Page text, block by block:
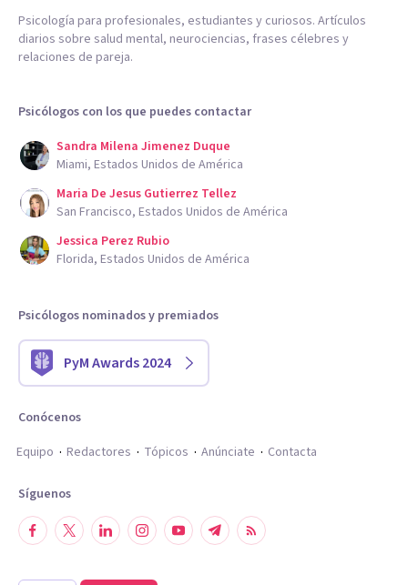
Psicología para profesionales, estudiantes y curiosos. Artículos
diarios sobre salud mental, neurociencias, frases célebres y
relaciones de pareja.
Psicólogos con los que puedes contactar
Sandra Milena Jimenez Duque
Miami, Estados Unidos de América
Maria De Jesus Gutierrez Tellez
San Francisco, Estados Unidos de América
Jessica Perez Rubio
Florida, Estados Unidos de América
Psicólogos nominados y premiados
PyM Awards 2024
Conócenos
Equipo
Redactores Tópicos Anúnciate Contacta
Síguenos